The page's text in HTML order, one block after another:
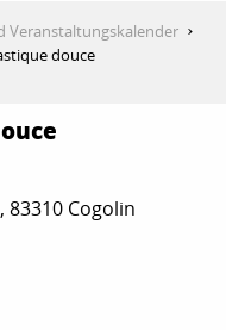
Veranstaltungskalender
douce
83310 Cogolin